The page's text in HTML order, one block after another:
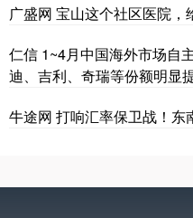
广盛网 宝山这个社区医院，
仁信 1~4月中国海外市场自
迪、吉利、奇瑞等份额明显
牛途网 打响汇率保卫战！东